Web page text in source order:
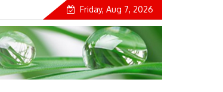
Friday, Aug 7, 2026